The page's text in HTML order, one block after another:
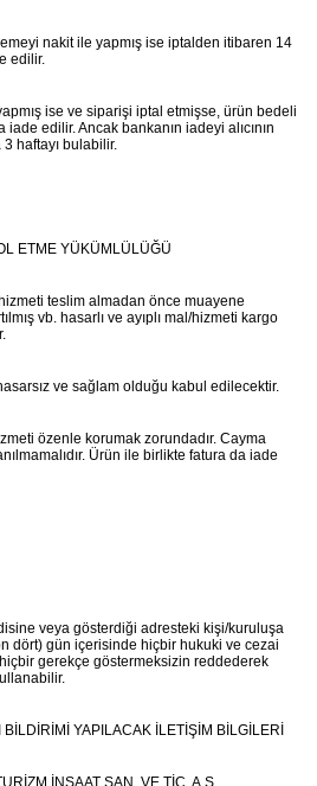
nakit ile yapmış ise iptalden itibaren 14
edilir.
ise ve siparişi iptal etmişse, ürün bedeli
edilir. Ancak bankanın iadeyi alıcının
3 haftayı bulabilir.
ETME YÜKÜMLÜLÜĞÜ
teslim almadan önce muayene
vb. hasarlı ve ayıplı mal/hizmeti kargo
ve sağlam olduğu kabul edilecektir.
özenle korumak zorundadır. Cayma
Ürün ile birlikte fatura da iade
veya gösterdiği adresteki kişi/kuruluşa
dört) gün içerisinde hiçbir hukuki ve cezai
gerekçe göstermeksizin reddederek
YAPILACAK İLETİŞİM BİLGİLERİ
İNŞAAT SAN. VE TİC. A.Ş.